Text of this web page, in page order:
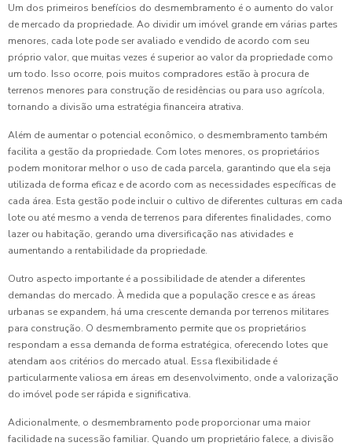
Um dos primeiros benefícios do desmembramento é o aumento do valor
de mercado da propriedade. Ao dividir um imóvel grande em várias partes
menores, cada lote pode ser avaliado e vendido de acordo com seu
próprio valor, que muitas vezes é superior ao valor da propriedade como
um todo. Isso ocorre, pois muitos compradores estão à procura de
terrenos menores para construção de residências ou para uso agrícola,
tornando a divisão uma estratégia financeira atrativa.
Além de aumentar o potencial econômico, o desmembramento também
facilita a gestão da propriedade. Com lotes menores, os proprietários
podem monitorar melhor o uso de cada parcela, garantindo que ela seja
utilizada de forma eficaz e de acordo com as necessidades específicas de
cada área. Esta gestão pode incluir o cultivo de diferentes culturas em cada
lote ou até mesmo a venda de terrenos para diferentes finalidades, como
lazer ou habitação, gerando uma diversificação nas atividades e
aumentando a rentabilidade da propriedade.
Outro aspecto importante é a possibilidade de atender a diferentes
demandas do mercado. À medida que a população cresce e as áreas
urbanas se expandem, há uma crescente demanda por terrenos militares
para construção. O desmembramento permite que os proprietários
respondam a essa demanda de forma estratégica, oferecendo lotes que
atendam aos critérios do mercado atual. Essa flexibilidade é
particularmente valiosa em áreas em desenvolvimento, onde a valorização
do imóvel pode ser rápida e significativa.
Adicionalmente, o desmembramento pode proporcionar uma maior
facilidade na sucessão familiar. Quando um proprietário falece, a divisão